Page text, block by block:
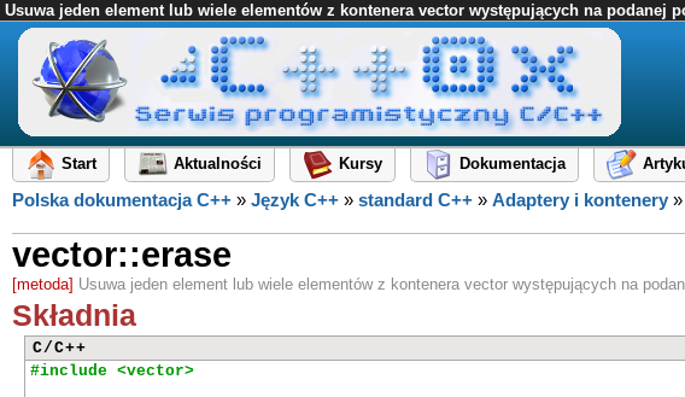
Usuwa jeden element lub wiele elementów z kontenera vector występujących na podanej
Start Aktualności Kursy Dokumentacja
Polska dokumentacja C++ » Język C++ » standard C++ » Adaptery i kontenery »
vector::erase
[metoda] Usuwa jeden element lub wiele elementów z kontenera vector występujących na
Składnia
C/C++
#include <vector>